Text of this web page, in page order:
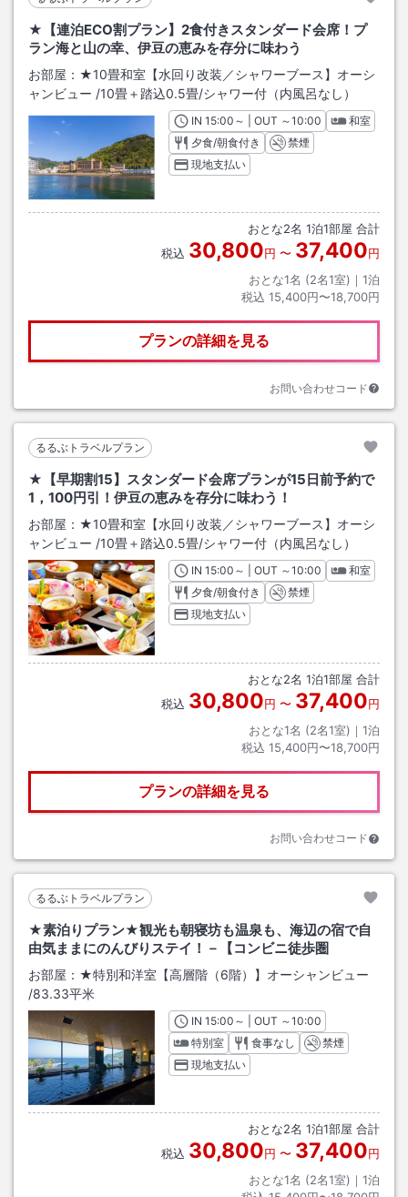
★【連泊ECO割プラン】2食付きスタンダード会席！プ
ラン海と山の幸、伊豆の恵みを存分に味わう
お部屋： ★10畳和室【水回り改装／シャワーブース】オーシ
ャンビュー /10畳＋踏込0.5畳/シャワー付（内風呂なし）
INチェックイン
15:00 ～ | OUT チェックアウト
～10:00
和室
夕食/朝食付き
禁煙
現地支払い
おとな2名 1泊1部屋 合計
税込 30,800円 〜 37,400円
おとな1名 (2名1室)｜ 1泊
税込 15,400円〜18,700円
プランの詳細を見る
お問い合わせコード
るるぶトラベルプラン
★【早期割15】スタンダード会席プランが15日前予約で
1，100円引！伊豆の恵みを存分に味わう！
お部屋： ★10畳和室【水回り改装／シャワーブース】オーシ
ャンビュー /10畳＋踏込0.5畳/シャワー付（内風呂なし）
INチェックイン
15:00 ～ | OUT チェックアウト
～10:00
和室
夕食/朝食付き
禁煙
現地支払い
おとな2名 1泊1部屋 合計
税込 30,800円 〜 37,400円
おとな1名 (2名1室)｜ 1泊
税込 15,400円〜18,700円
プランの詳細を見る
お問い合わせコード
るるぶトラベルプラン
★素泊りプラン★観光も朝寝坊も温泉も、海辺の宿で自
由気ままにのんびりステイ！－【コンビニ徒歩圏
お部屋： ★特別和洋室【高層階（6階）】オーシャンビュー
/83.33平米
INチェックイン
15:00 ～ | OUT チェックアウト
～10:00
特別室
食事なし
禁煙
現地支払い
おとな2名 1泊1部屋 合計
税込 30,800円 〜 37,400円
おとな1名 (2名1室)｜ 1泊